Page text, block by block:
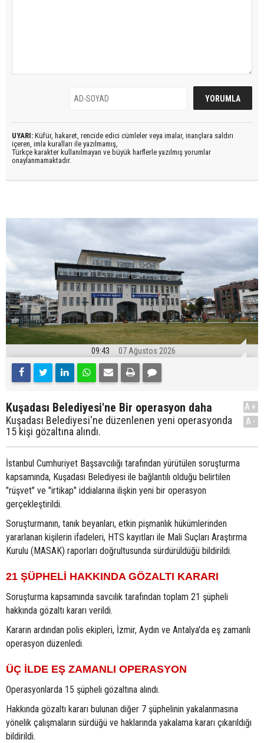
UYARI: Küfür, hakaret, rencide edici cümleler veya imalar, inançlara saldırı
içeren, imla kuralları ile yazılmamış,
Türkçe karakter kullanılmayan ve büyük harflerle yazılmış yorumlar
onaylanmamaktadır.
09:43 07 Ağustos 2026
Kuşadası Belediyesi'ne Bir operasyon daha
Kuşadası Belediyesi'ne düzenlenen yeni operasyonda
15 kişi gözaltına alındı.
A+
A-
İstanbul Cumhuriyet Başsavcılığı tarafından yürütülen soruşturma
kapsamında, Kuşadası Belediyesi ile bağlantılı olduğu belirtilen
"rüşvet" ve "irtikap" iddialarına ilişkin yeni bir operasyon
gerçekleştirildi.
Soruşturmanın, tanık beyanları, etkin pişmanlık hükümlerinden
yararlanan kişilerin ifadeleri, HTS kayıtları ile Mali Suçları Araştırma
Kurulu (MASAK) raporları doğrultusunda sürdürüldüğü bildirildi.
21 ŞÜPHELİ HAKKINDA GÖZALTI KARARI
Soruşturma kapsamında savcılık tarafından toplam 21 şüpheli
hakkında gözaltı kararı verildi.
Kararın ardından polis ekipleri, İzmir, Aydın ve Antalya'da eş zamanlı
operasyon düzenledi.
ÜÇ İLDE EŞ ZAMANLI OPERASYON
Operasyonlarda 15 şüpheli gözaltına alındı.
Hakkında gözaltı kararı bulunan diğer 7 şüphelinin yakalanmasına
yönelik çalışmaların sürdüğü ve haklarında yakalama kararı çıkarıldığı
bildirildi.